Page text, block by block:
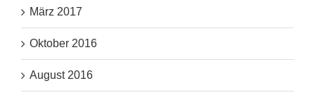
März 2017
Oktober 2016
August 2016